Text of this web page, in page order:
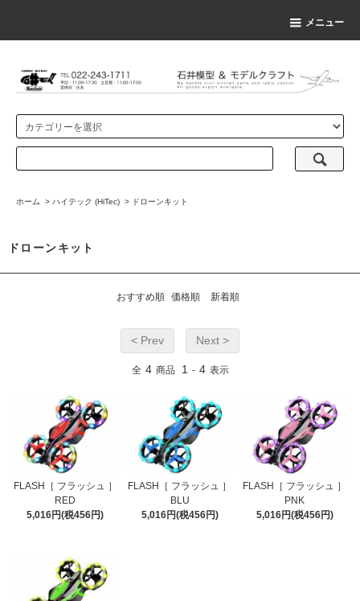
メニュー
ホーム > ハイテック (HiTec) > ドローンキット
ドローンキット
おすすめ順 価格順 新着順
< Prev Next >
全 4 商品 1 - 4 表示
FLASH［ フラッシュ ］
RED
5,016円(税456円)
FLASH［ フラッシュ ］
BLU
5,016円(税456円)
FLASH［ フラッシュ ］
PNK
5,016円(税456円)